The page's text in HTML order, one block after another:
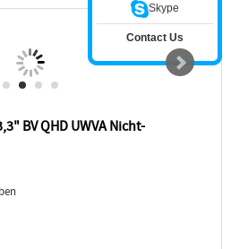
BV QHD UWVA Nicht-
Skype
Contact Us